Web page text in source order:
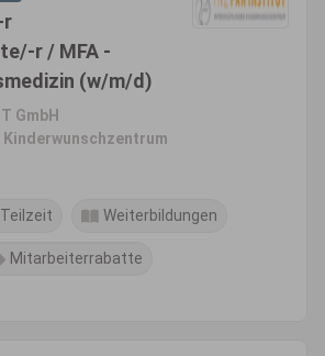
r
r / MFA -
(w/m/d)
GmbH
Teilzeit Weiterbildungen
Mitarbeiterrabatte